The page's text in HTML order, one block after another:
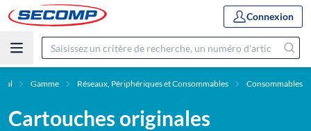
Connexion
Gamme Réseaux, Périphériques et Consommables Consommables
Cartouches originales